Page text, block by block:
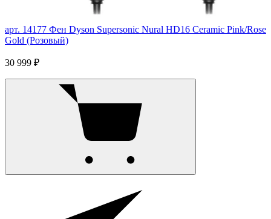
арт. 14177 Фен Dyson Supersonic Nural HD16 Ceramic Pink/Rose
Gold (Розовый)
30 999 ₽